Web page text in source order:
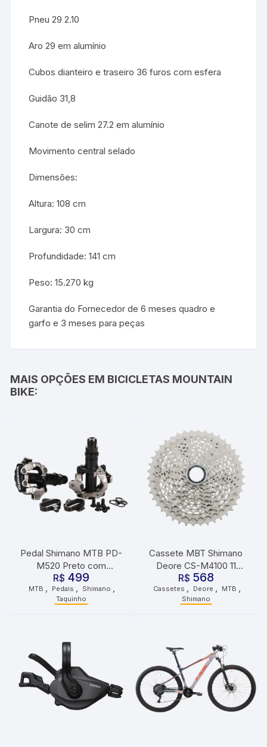
Pneu 29 2.10
Aro 29 em alumínio
Cubos dianteiro e traseiro 36 furos com esfera
Guidão 31,8
Canote de selim 27.2 em alumínio
Movimento central selado
Dimensões:
Altura: 108 cm
Largura: 30 cm
Profundidade: 141 cm
Peso: 15.270 kg
Garantia do Fornecedor de 6 meses quadro e
garfo e 3 meses para peças
MAIS OPÇÕES EM BICICLETAS MOUNTAIN
BIKE:
Pedal Shimano MTB PD-
M520 Preto com
Taquinho
R$ 499
MTB Pedais Shimano
Taquinho
Cassete MBT Shimano
Deore CS-M4100 11
Velocidades 46 Dentes
R$ 568
Cassetes Deore MTB
Shimano